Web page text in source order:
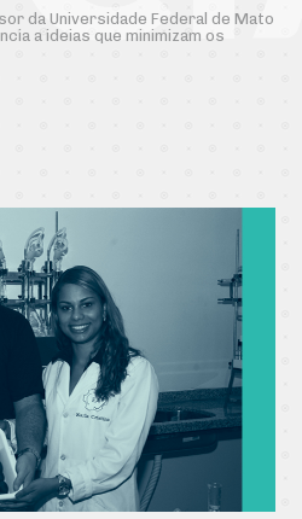
da Universidade Federal de Mato
a ideias que minimizam os